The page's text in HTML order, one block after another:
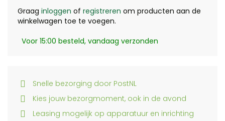
Graag inloggen of registreren om producten aan de
winkelwagen toe te voegen.
Voor 15:00 besteld, vandaag verzonden
Snelle bezorging door PostNL
Kies jouw bezorgmoment, ook in de avond
Leasing mogelijk op apparatuur en inrichting